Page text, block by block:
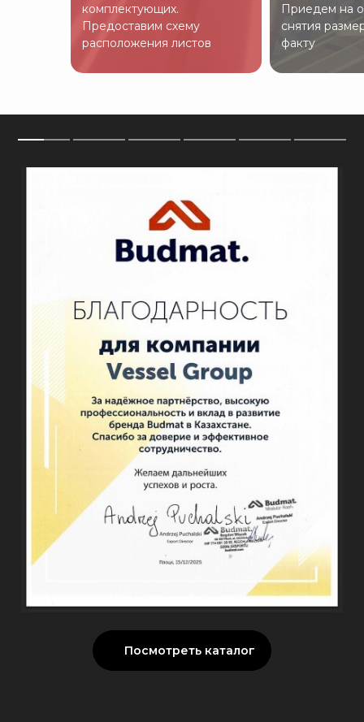
комплектующих.
Предоставим схему
расположения листов
Приедем на
снятия
факту
Посмотреть каталог